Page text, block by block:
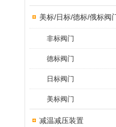
美标/日标/德标/俄标阀
非标阀门
德标阀门
日标阀门
美标阀门
减温减压装置